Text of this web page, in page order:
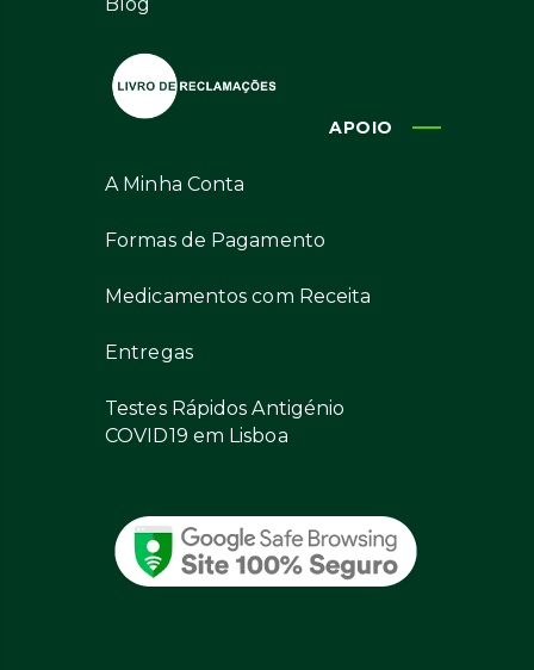
APOIO
A Minha Conta
Formas de Pagamento
Medicamentos com Receita
Entregas
Testes Rápidos Antigénio
COVID19 em Lisboa